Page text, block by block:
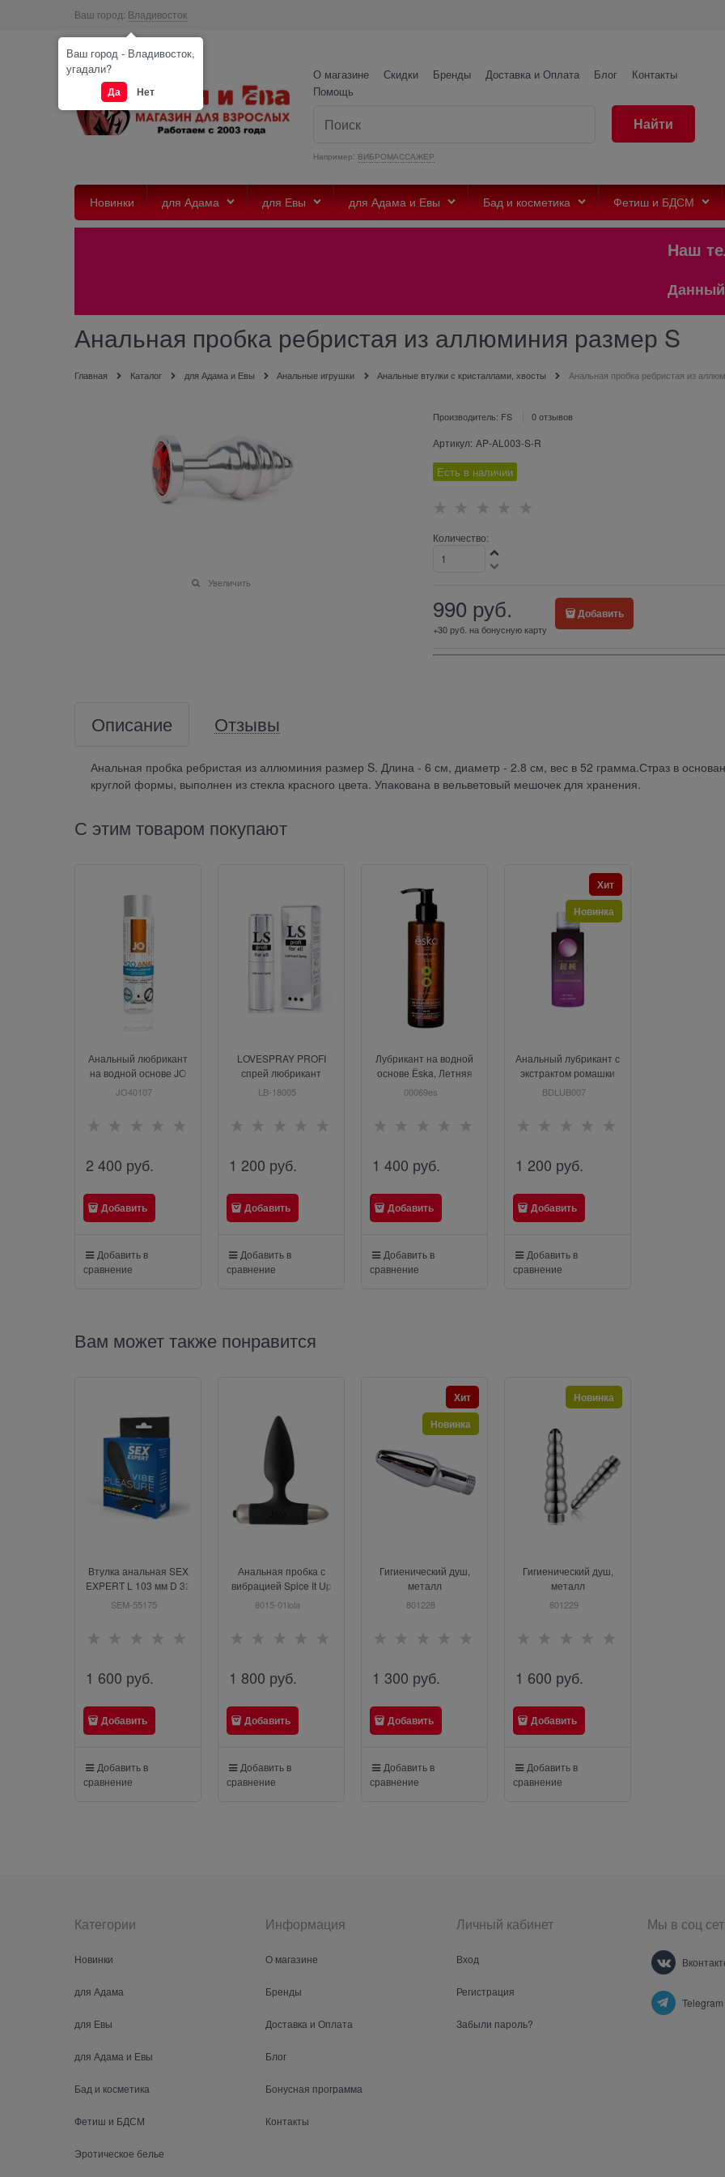
Ваш город: Владивосток
О магазине Скидки Бренды Доставка и Оплата Блог
Контакты
Помощь
Например: ВИБРОМАССАЖЕР
Найти
Новинки для Адама для Евы для Адама и Евы Бад и косметика Фетиш и БДСМ
Наш
Данный сайт
Анальная пробка ребристая из аллюминия размер S
Главная Каталог для Адама и Евы Анальные игрушки Анальные втулки с кристаллами, хвосты Анальная пробка ребристая из
Увеличить
Производитель: FS 0 отзывов
Артикул: AP-AL003-S-R
Есть в наличии
Количество:
990 руб.
+30 руб. на бонусную карту
Добавить
Описание Отзывы
Анальная пробка ребристая из аллюминия размер S. Длина - 6 см, диаметр - 2.8 см, вес в 52 грамма.Страз в
круглой формы, выполнен из стекла красного цвета. Упакована в вельветовый мешочек для хранения.
С этим товаром покупают
Анальный любрикант
на водной основе JO
Anal H2O, 4 oz (120мл.)
JO40107
2 400 руб.
Добавить
Добавить в
сравнение
LOVESPRAY PROFI
спрей любрикант
(силиконовый), 18мл
LB-18005
1 200 руб.
Добавить
Добавить в
сравнение
Лубрикант на водной
основе Ёska, Летняя
ночь, 200 мл
00069es
1 400 руб.
Добавить
Добавить в
сравнение
Анальный лубрикант с
экстрактом ромашки
Beyond Back Door Anus
BDLUB007
Хит
Новинка
1 200 руб.
Добавить
Добавить в
сравнение
Вам может также понравится
Втулка анальная SEX
EXPERT L 103 мм D 32
мм
SEM-55175
1 600 руб.
Добавить
Добавить в
сравнение
Анальная пробка с
вибрацией Spice It Up
New Edition Glory Black
8015-01lola
1 800 руб.
Добавить
Добавить в
сравнение
Гигиенический душ,
металл
801228
Хит
Новинка
1 300 руб.
Добавить
Добавить в
сравнение
Гигиенический душ,
металл
801229
Новинка
1 600 руб.
Добавить
Добавить в
сравнение
Категории
Новинки
для Адама
для Евы
для Адама и Евы
Бад и косметика
Фетиш и БДСМ
Эротическое белье
Информация
О магазине
Бренды
Доставка и Оплата
Блог
Бонусная программа
Контакты
Личный кабинет
Вход
Регистрация
Забыли пароль?
Мы в соц
Telegram
Ваш город - Владивосток,
угадали?
Да Нет